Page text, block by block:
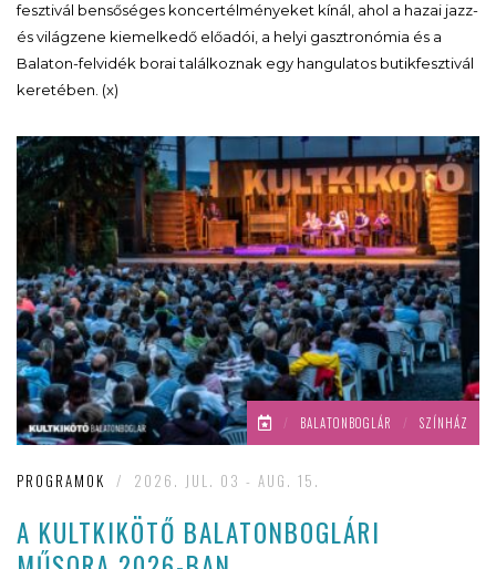
fesztivál bensőséges koncertélményeket kínál, ahol a hazai jazz-
és világzene kiemelkedő előadói, a helyi gasztronómia és a
Balaton-felvidék borai találkoznak egy hangulatos butikfesztivál
keretében. (x)
/ BALATONBOGLÁR / SZÍNHÁZ
PROGRAMOK / 2026. JUL. 03 - AUG. 15.
A KULTKIKÖTŐ BALATONBOGLÁRI